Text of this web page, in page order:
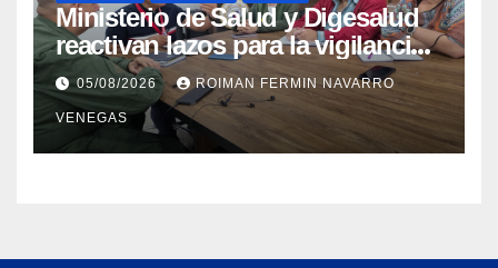
Ministerio de Salud y Digesalud
reactivan lazos para la vigilancia
epidemiológica y el control de
enfermedades
05/08/2026 ROIMAN FERMIN NAVARRO
VENEGAS